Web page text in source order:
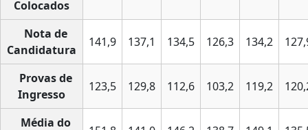
Colocados
Nota de
Candidatura
141,9 137,1 134,5 126,3 134,2
Provas de
Ingresso
123,5 129,8 112,6 103,2 119,2
Média do